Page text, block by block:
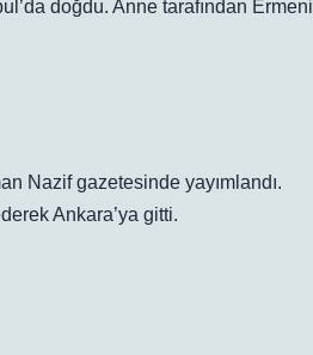
doğdu. Anne tarafından Ermeni
Nazif gazetesinde yayımlandı.
Ankara’ya gitti.